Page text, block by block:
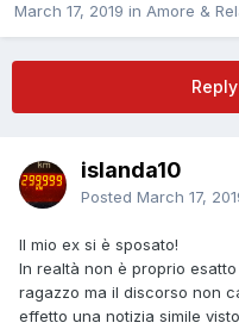
March 17, 2019 in Amore &
islanda10
Posted March 17,
Il mio ex si è sposato!
In realtà non è proprio
ragazzo ma il discorso non
effetto una notizia simile